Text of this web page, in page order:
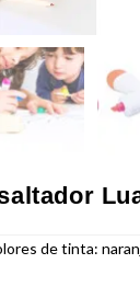
de tinta: